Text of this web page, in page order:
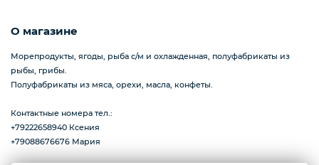
О магазине
Морепродукты, ягоды, рыба с/м и охлажденная, полуфабрикаты из
рыбы, грибы.
Полуфабрикаты из мяса, орехи, масла, конфеты.
Контактные номера тел.:
+79222658940 Ксения
+79088676676 Мария